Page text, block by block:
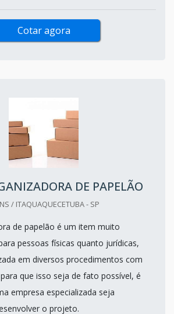
Cotar agora
DE PAPELÃO
/ ITAQUAQUECETUBA - SP
de papelão é um item muito
pessoas físicas quanto jurídicas,
em diversos procedimentos com
que isso seja de fato possível, é
empresa especializada seja
o projeto.